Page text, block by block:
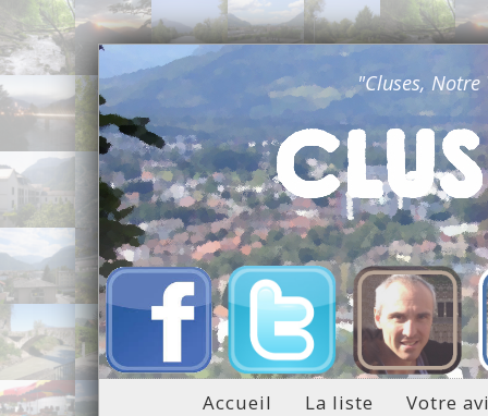
"Cluses,
Accueil La liste Votre